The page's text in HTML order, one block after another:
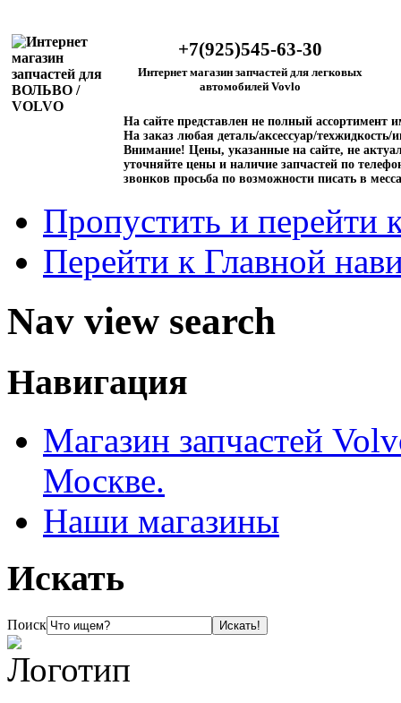
+7(925)545-63-30
Интернет магазин запчастей для легковых
автомобилей Vovlo
На сайте представлен не полный ассортимент
На заказ любая деталь/аксессуар/техжидкость/
Внимание! Цены, указанные на сайте, не
уточняйте цены и наличие запчастей по
звонков просьба по возможности писать в
Пропустить и перейти
Перейти к Главной
Nav view search
Навигация
Магазин запчастей
Москве.
Наши магазины
Искать
Поиск